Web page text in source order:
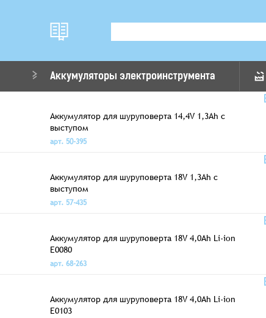
Аккумуляторы электроинструмента
Аккумулятор для шуруповерта 14,4V 1,3Аh с
выступом
арт. 50-395
Аккумулятор для шуруповерта 18V 1,3Аh с
выступом
арт. 57-435
Аккумулятор для шуруповерта 18V 4,0Ah Li-ion
E0080
арт. 68-263
Аккумулятор для шуруповерта 18V 4,0Ah Li-ion
E0103